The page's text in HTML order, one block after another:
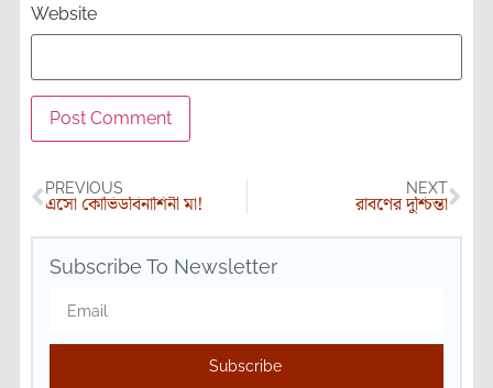
Website
PREVIOUS
এসো কোভিডবিনাশিনী মা!
NEXT
রাবণের দুশ্চিন্তা
Subscribe To Newsletter
Subscribe